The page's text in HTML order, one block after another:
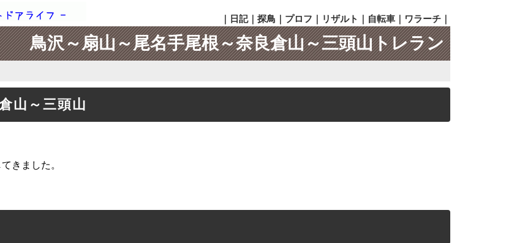
｜ 日記｜ 探鳥 ｜ プロフ ｜ リザルト ｜ 自転車 ｜ ワラーチ ｜
鳥沢～扇山～尾名手尾根～奈良倉山～三頭山トレラン
山～三頭山
きました。